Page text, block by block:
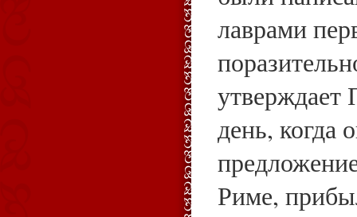
лаврами
утверждает
день, когда
Риме,